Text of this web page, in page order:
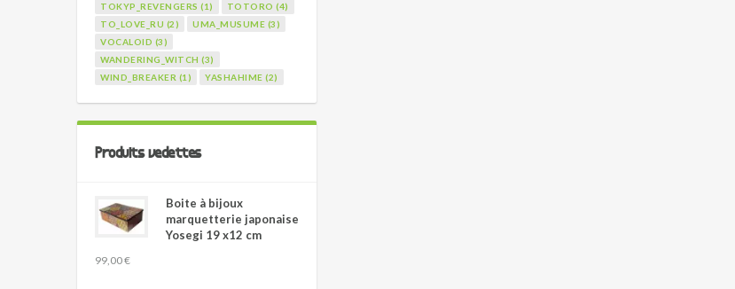
TOKYP_REVENGERS (1)
TOTORO (4)
TO_LOVE_RU (2)
UMA_MUSUME (3)
VOCALOID (3)
WANDERING_WITCH (3)
WIND_BREAKER (1)
YASHAHIME (2)
Produits vedettes
Boite à bijoux
marquetterie japonaise
Yosegi 19 x12 cm
99,00 €